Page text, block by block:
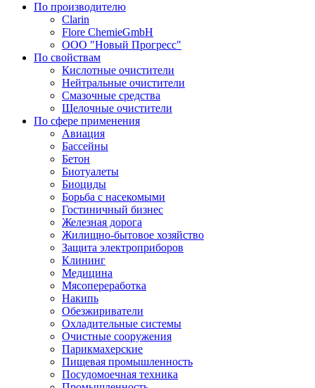
По производителю
Clarin
Flore ChemieGmbH
ООО "Новый Прогресс"
По свойствам
Кислотные очистители
Нейтральные очистители
Смазочные средства
Щелочные очистители
По сфере применения
Авиация
Бассейны
Бетон
Биотуалеты
Биоциды
Борьба с насекомыми
Гостиничный бизнес
Железная дорога
Жилищно-бытовое хозяйство
Защита электроприборов
Клининг
Медицина
Мясопереработка
Накипь
Обезжириватели
Охладительные системы
Очистные сооружения
Парикмахерские
Пищевая промышленность
Посудомоечная техника